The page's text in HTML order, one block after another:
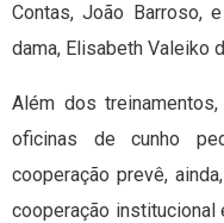
Contas, João Barroso,
dama, Elisabeth Valeiko
Além dos
oficinas de cunho
cooperação prevê,
cooperação institucional